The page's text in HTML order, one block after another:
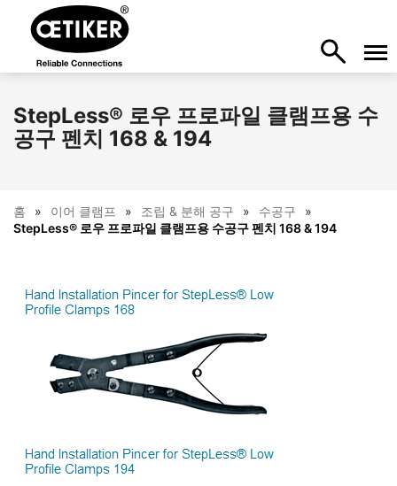
StepLess® 로우 프로파일 클램프용 수
공구 펜치 168 & 194
홈 이어 클램프 조립 & 분해 공구
수공구
StepLess® 로우 프로파일 클램프용 수공구 펜치 168 & 194